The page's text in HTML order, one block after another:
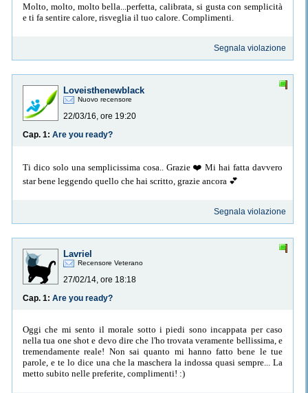
Molto, molto, molto bella...perfetta, calibrata, si gusta con semplicità
e ti fa sentire calore, risveglia il tuo calore. Complimenti.
Segnala violazione
Loveisthenewblack
Nuovo recensore
22/03/16, ore 19:20
Cap. 1: Are you ready?
Ti dico solo una semplicissima cosa.. Grazie ❤️ Mi hai fatta davvero
star bene leggendo quello che hai scritto, grazie ancora 💕
Segnala violazione
Lavriel
Recensore Veterano
27/02/14, ore 18:18
Cap. 1: Are you ready?
Oggi che mi sento il morale sotto i piedi sono incappata per caso
nella tua one shot e devo dire che l'ho trovata veramente bellissima, e
tremendamente reale! Non sai quanto mi hanno fatto bene le tue
parole, e te lo dice una che la maschera la indossa quasi sempre... La
metto subito nelle preferite, complimenti! :)